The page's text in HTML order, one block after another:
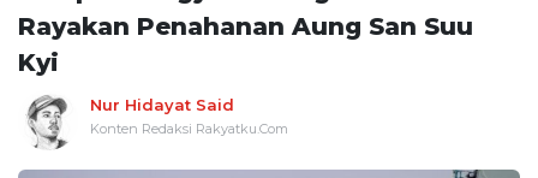
Rayakan Penahanan Aung San Suu
Kyi
Nur Hidayat Said
Konten Redaksi Rakyatku.Com